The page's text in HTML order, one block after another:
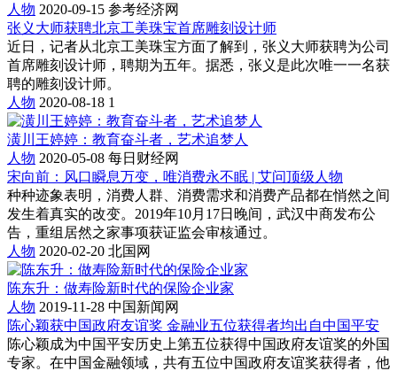
人物 2020-09-15 参考经济网
张义大师获聘北京工美珠宝首席雕刻设计师
近日，记者从北京工美珠宝方面了解到，张义大师获聘为公司
首席雕刻设计师，聘期为五年。据悉，张义是此次唯一一名获
聘的雕刻设计师。
人物 2020-08-18 1
潢川王婷婷：教育奋斗者，艺术追梦人
人物 2020-05-08 每日财经网
宋向前：风口瞬息万变，唯消费永不眠 | 艾问顶级人物
种种迹象表明，消费人群、消费需求和消费产品都在悄然之间
发生着真实的改变。2019年10月17日晚间，武汉中商发布公
告，重组居然之家事项获证监会审核通过。
人物 2020-02-20 北国网
陈东升：做寿险新时代的保险企业家
人物 2019-11-28 中国新闻网
陈心颖获中国政府友谊奖 金融业五位获得者均出自中国平安
陈心颖成为中国平安历史上第五位获得中国政府友谊奖的外国
专家。在中国金融领域，共有五位中国政府友谊奖获得者，他